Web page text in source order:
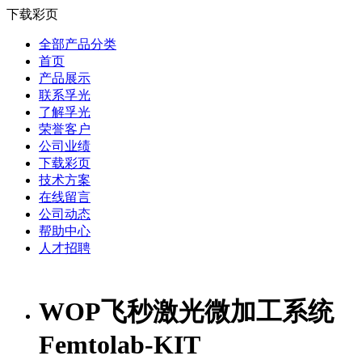
下载彩页
全部产品分类
首页
产品展示
联系孚光
了解孚光
荣誉客户
公司业绩
下载彩页
技术方案
在线留言
公司动态
帮助中心
人才招聘
WOP飞秒激光微加工系统
Femtolab-KIT